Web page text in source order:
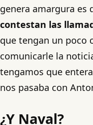
genera amargura es
contestan las
que tengan un poco
comunicarle la
tengamos que
nos pasaba con
¿Y Naval?